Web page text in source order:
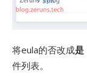
将eula的否改成是
件列表。